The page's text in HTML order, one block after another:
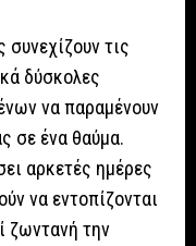
τις
δύσκολες
να παραμένουν
σε ένα θαύμα.
αρκετές ημέρες
να εντοπίζονται
ζωντανή την